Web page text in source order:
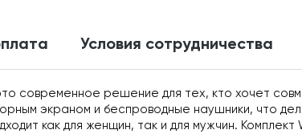
Условия сотрудничества
современное решение для тех, кто хочет
экраном и беспроводные наушники, что
как для женщин, так и для мужчин.